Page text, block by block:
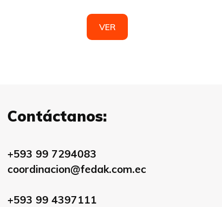
VER
Contáctanos:
+593 99 7294083
coordinacion@fedak.com.ec
+593 99 4397111